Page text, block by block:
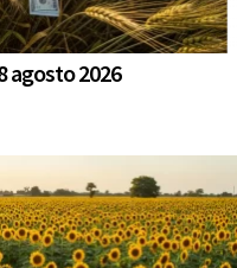
agosto 2026